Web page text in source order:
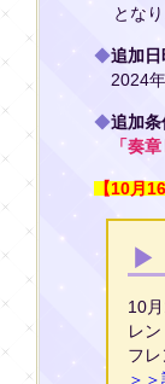
とな
◆追加日
2024
◆追加条
「奏
【10月
10
レ
フ
＞